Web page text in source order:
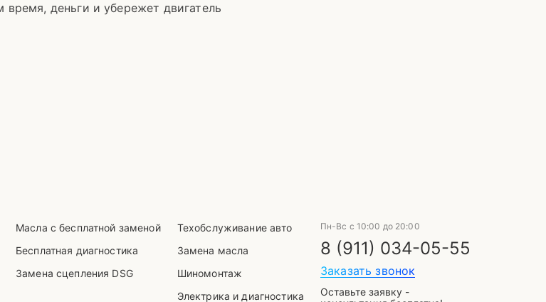
деньги и убережет двигатель
Масла с бесплатной заменой
Бесплатная диагностика
Замена сцепления DSG
Техобслуживание авто
Замена масла
Шиномонтаж
Электрика и диагностика
Пн-Вс с 10:00 до 20:00
8 (911) 034-05-55
Заказать звонок
Оставьте заявку -
WhatsApp VK